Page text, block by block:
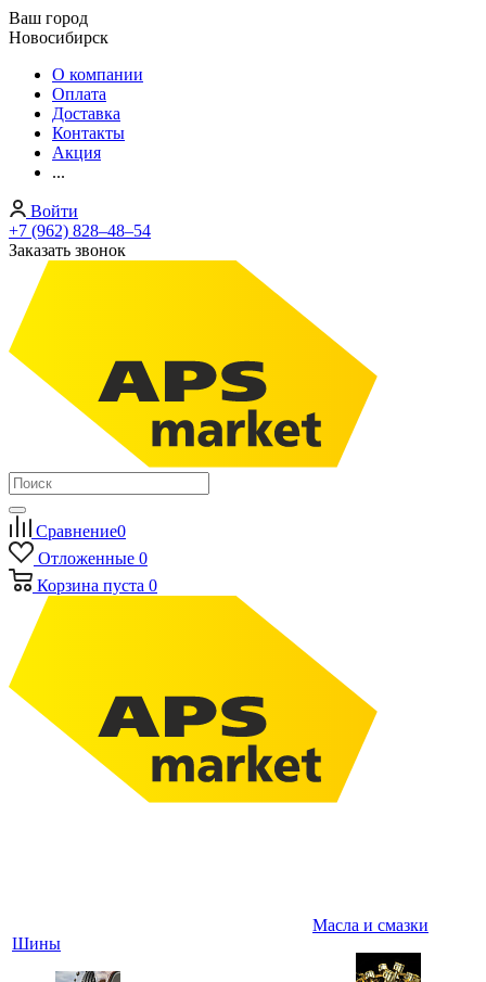
Ваш город
Новосибирск
О компании
Оплата
Доставка
Контакты
Акция
...
Войти
+7 (962) 828‒48‒54
Заказать звонок
Сравнение0
Отложенные 0
Корзина пуста 0
Шины
Масла и смазки